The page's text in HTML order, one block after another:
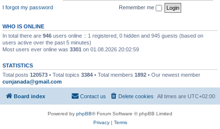
I forgot my password
Remember me
WHO IS ONLINE
In total there are 946 users online :: 1 registered, 0 hidden and 945 guests (based on
users active over the past 5 minutes)
Most users ever online was 3301 on 01.08.2026 20:02:59
STATISTICS
Total posts 120573 • Total topics 3384 • Total members 1892 • Our newest member
cunjanada@gmail.com
Board index All times are UTC+02:00
Delete cookies
Contact us
Powered by phpBB® Forum Software © phpBB Limited
Privacy| Terms